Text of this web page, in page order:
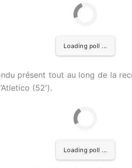
Loading poll ...
présent tout au long de la
(52′).
Loading poll ...